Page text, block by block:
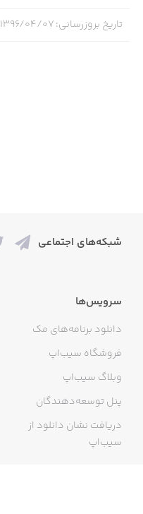
تاریخ بروزرسانی:۱۳۹۶/۰۴/۰۷
شبکه‌های اجتماعی
سرویس‌ها
دانلود برنامه‌های مک
فروشگاه سیب‌اپ
وبلاگ سیب‌اپ
پنل توسعه‌دهندگان
دریافت نشان دانلود از
سیب‌اپ